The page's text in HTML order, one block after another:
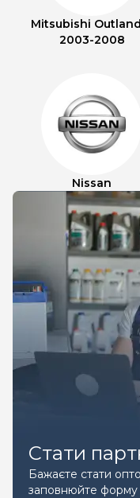
Mitsubishi
2003-2008
Nissan
Стати
Бажаєте стати
заповнюйте форму